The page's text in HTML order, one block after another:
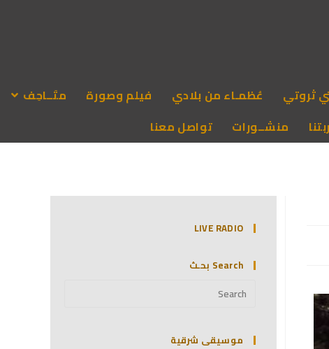
ثروتي عُظمـاء من بلادي فيلم وصورة
متَــاحِف
منشــورات تواصل معنا
LIVE RADIO
Search بحـث
موسيقى شرقية